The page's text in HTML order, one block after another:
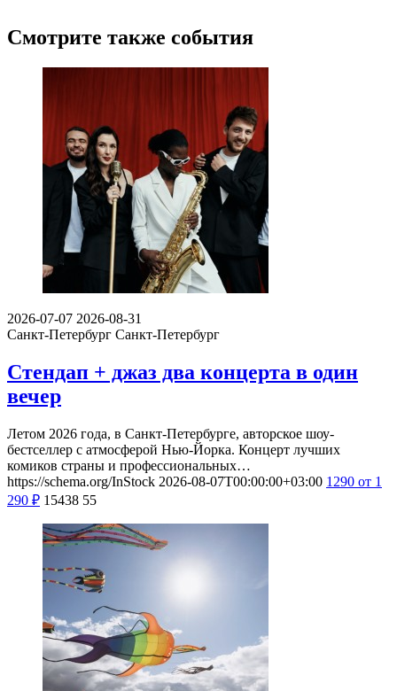
Смотрите также события
2026-07-07 2026-08-31
Санкт-Петербург Санкт-Петербург
Стендап + джаз два концерта в один
вечер
Летом 2026 года, в Санкт-Петербурге, авторское шоу-
бестселлер с атмосферой Нью-Йорка. Концерт лучших
комиков страны и профессиональных…
https://schema.org/InStock 2026-08-07T00:00:00+03:00 1290 от 1
290 ₽ 15438 55